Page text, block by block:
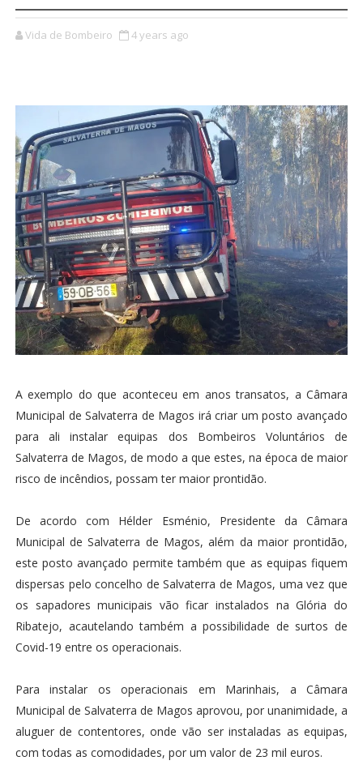
Vida de Bombeiro 4 years ago
A exemplo do que aconteceu em anos transatos, a Câmara
Municipal de Salvaterra de Magos irá criar um posto avançado
para ali instalar equipas dos Bombeiros Voluntários de
Salvaterra de Magos, de modo a que estes, na época de maior
risco de incêndios, possam ter maior prontidão.
De acordo com Hélder Esménio, Presidente da Câmara
Municipal de Salvaterra de Magos, além da maior prontidão,
este posto avançado permite também que as equipas fiquem
dispersas pelo concelho de Salvaterra de Magos, uma vez que
os sapadores municipais vão ficar instalados na Glória do
Ribatejo, acautelando também a possibilidade de surtos de
Covid-19 entre os operacionais.
Para instalar os operacionais em Marinhais, a Câmara
Municipal de Salvaterra de Magos aprovou, por unanimidade, a
aluguer de contentores, onde vão ser instaladas as equipas,
com todas as comodidades, por um valor de 23 mil euros.